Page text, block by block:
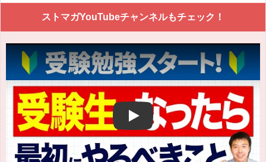
ストマガYouTubeチャンネルもチェック！
Play